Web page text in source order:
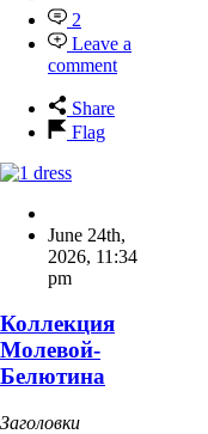
2
Leave a
comment
Share
Flag
June 24th,
2026, 11:34
pm
Коллекция
Молевой-
Белютина
Заголовки